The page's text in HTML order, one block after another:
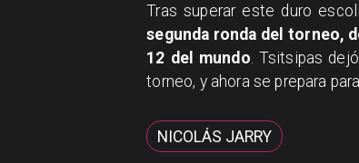
​Tras superar este duro
segunda ronda del torneo,
12 del mundo . Tsitsipas
torneo, y ahora se prepara
NICOLÁS JARRY